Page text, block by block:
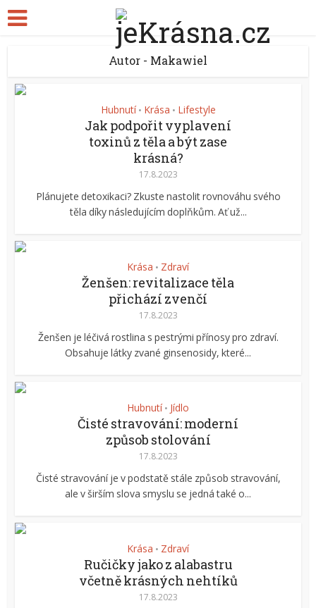
Autor - Makawiel
Hubnutí • Krása • Lifestyle
Jak podpořit vyplavení
toxinů z těla a být zase
krásná?
17.8.2023
Plánujete detoxikaci? Zkuste nastolit rovnováhu svého
těla díky následujícím doplňkům. Ať už...
Krása • Zdraví
Ženšen: revitalizace těla
přichází zvenčí
17.8.2023
Ženšen je léčivá rostlina s pestrými přínosy pro zdraví.
Obsahuje látky zvané ginsenosidy, které...
Hubnutí • Jídlo
Čisté stravování: moderní
způsob stolování
17.8.2023
Čisté stravování je v podstatě stále způsob stravování,
ale v širším slova smyslu se jedná také o...
Krása • Zdraví
Ručičky jako z alabastru
včetně krásných nehtíků
17.8.2023